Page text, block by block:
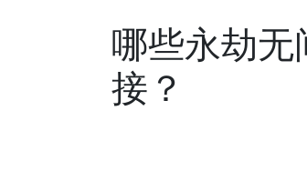
哪些永劫
接？